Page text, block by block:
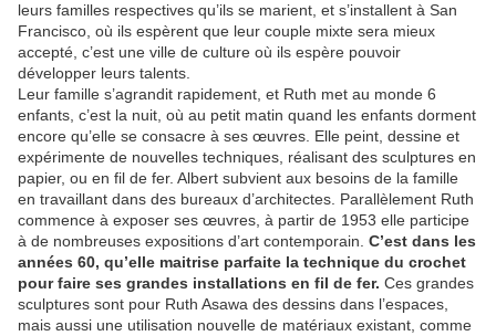
leurs familles respectives qu’ils se marient, et s’installent à San
Francisco, où ils espèrent que leur couple mixte sera mieux
accepté, c’est une ville de culture où ils espère pouvoir
développer leurs talents.
Leur famille s’agrandit rapidement, et Ruth met au monde 6
enfants, c’est la nuit, où au petit matin quand les enfants dorment
encore qu’elle se consacre à ses œuvres. Elle peint, dessine et
expérimente de nouvelles techniques, réalisant des sculptures en
papier, ou en fil de fer. Albert subvient aux besoins de la famille
en travaillant dans des bureaux d’architectes. Parallèlement Ruth
commence à exposer ses œuvres, à partir de 1953 elle participe
à de nombreuses expositions d’art contemporain. C’est dans les
années 60, qu’elle maitrise parfaite la technique du crochet
pour faire ses grandes installations en fil de fer. Ces grandes
sculptures sont pour Ruth Asawa des dessins dans l’espaces,
mais aussi une utilisation nouvelle de matériaux existant, comme